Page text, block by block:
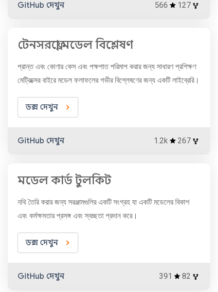
GitHub দেখুন 566 127
টেনসরফ্লো মডেল বিশ্লেষণ
প্রান্ত এবং কোণার কেস এবং পক্ষপাত পরিমাপ করার জন্য সাধারণ প্রশিক্ষণ
মেট্রিক্সের বাইরে মডেল ফলাফলের গভীর বিশ্লেষণের জন্য একটি লাইব্রেরি।
ডক্স দেখুন
GitHub দেখুন 1.2k 267
মডেল কার্ড টুলকিট
নথি তৈরি করার জন্য সরঞ্জামগুলির একটি সংগ্রহ যা একটি মডেলের বিকাশ
এবং কর্মক্ষমতার প্রসঙ্গ এবং স্বচ্ছতা প্রদান করে।
ডক্স দেখুন
GitHub দেখুন 391 82